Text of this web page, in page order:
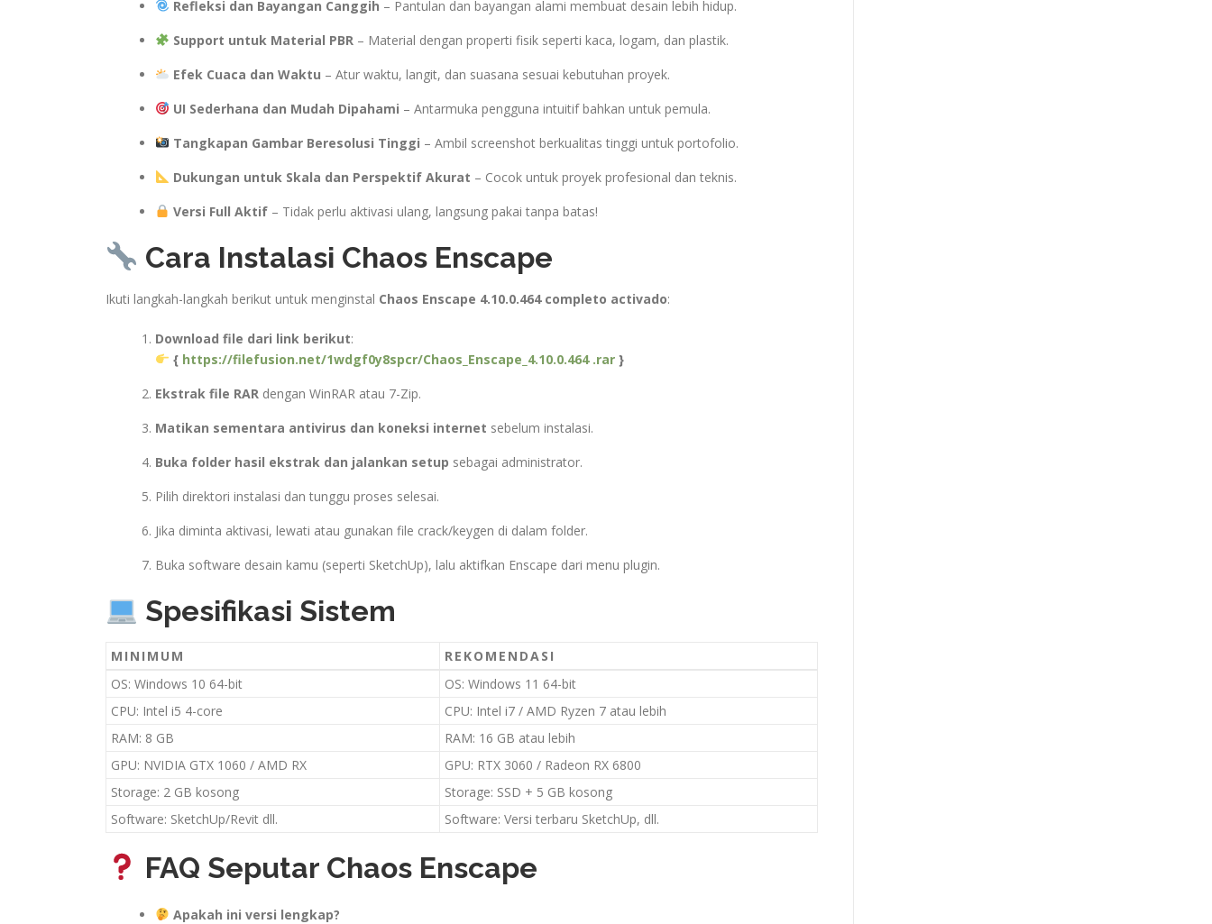
Refleksi dan Bayangan Canggih – Pantulan dan bayangan alami membuat desain lebih hidup.
Support untuk Material PBR– Material dengan properti fisik seperti kaca, logam, dan plastik.
Efek Cuaca dan Waktu – Atur waktu, langit, dan suasana sesuai kebutuhan proyek.
UI Sederhana dan Mudah Dipahami – Antarmuka pengguna intuitif bahkan untuk pemula.
Tangkapan Gambar Beresolusi Tinggi – Ambil screenshot berkualitas tinggi untuk portofolio.
Dukungan untuk Skala dan Perspektif Akurat – Cocok untuk proyek profesional dan teknis.
Versi Full Aktif– Tidak perlu aktivasi ulang, langsung pakai tanpa batas!
Cara Instalasi Chaos Enscape
Ikuti langkah-langkah berikut untuk menginstal Chaos Enscape 4.10.0.464 completo activado:
Download file dari link berikut:
{ https://filefusion.net/1wdgf0y8spcr/Chaos_Enscape_4.10.0.464 .rar}
Ekstrak file RAR dengan WinRAR atau 7-Zip.
Matikan sementara antivirus dan koneksi internet sebelum instalasi.
Buka folder hasil ekstrak dan jalankan setup sebagai administrator.
Pilih direktori instalasi dan tunggu proses selesai.
Jika diminta aktivasi, lewati atau gunakan file crack/keygen di dalam folder.
Buka software desain kamu (seperti SketchUp), lalu aktifkan Enscape dari menu plugin.
Spesifikasi Sistem
MINIMUM
REKOMENDASI
OS: Windows 10 64-bit
OS: Windows 11 64-bit
CPU: Intel i5 4-core
CPU: Intel i7 / AMD Ryzen 7 atau lebih
RAM: 8 GB
RAM: 16 GB atau lebih
GPU: NVIDIA GTX 1060 / AMD RX
GPU: RTX 3060 / Radeon RX 6800
Storage: 2 GB kosong
Storage: SSD + 5 GB kosong
Software: SketchUp/Revit dll.
Software: Versi terbaru SketchUp, dll.
FAQ Seputar Chaos Enscape
Apakah ini versi lengkap?